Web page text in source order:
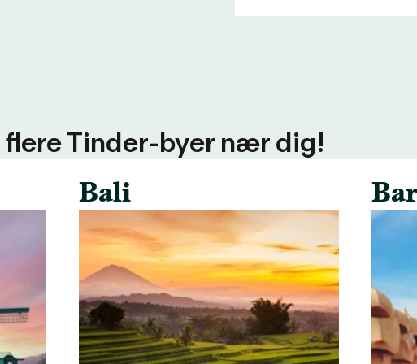
flere Tinder-byer nær dig!
Bali